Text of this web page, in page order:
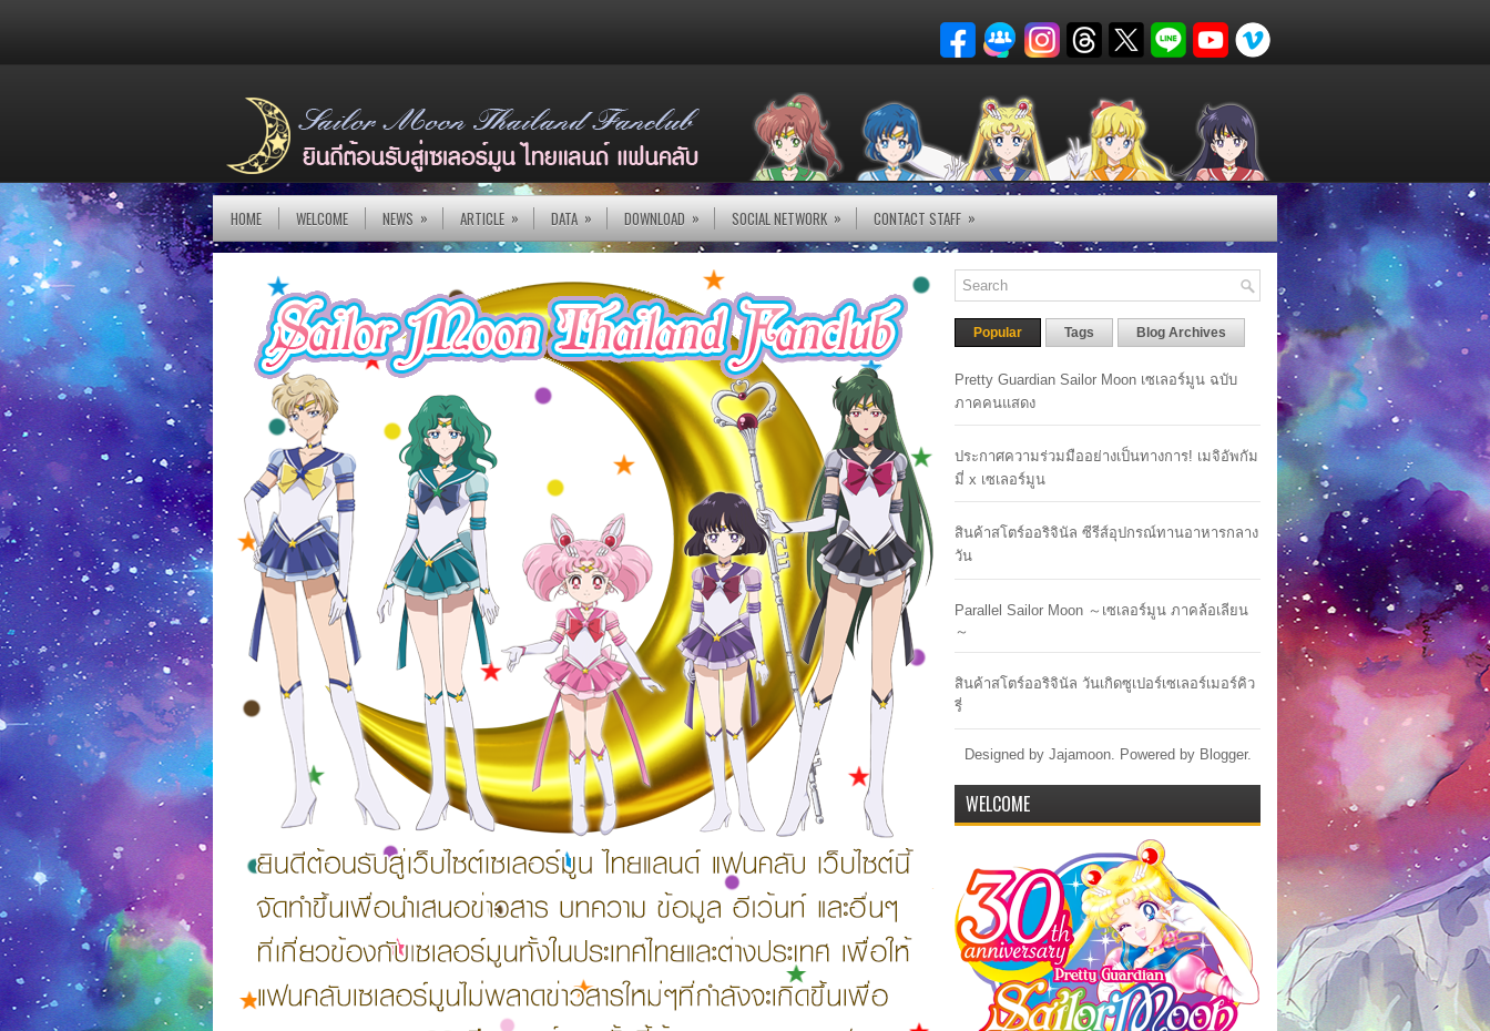
HOME WELCOME NEWS » ARTICLE » DATA » DOWNLOAD » SOCIAL NETWORK » CONTACT STAFF »
Popular Tags Blog Archives
Pretty Guardian Sailor Moon เซเลอร์มูน ฉบับ
ภาคคนแสดง
ประกาศความร่วมมืออย่างเป็นทางการ! เมจิอัพกัม
มี่ x เซเลอร์มูน
สินค้าสโตร์ออริจินัล ซีรีส์อุปกรณ์ทานอาหารกลาง
วัน
Parallel Sailor Moon ～เซเลอร์มูน ภาคล้อเลียน
～
สินค้าสโตร์ออริจินัล วันเกิดซูเปอร์เซเลอร์เมอร์คิว
รี่
Designed by Jajamoon. Powered by Blogger.
WELCOME